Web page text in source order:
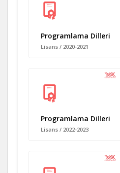
Programlama Dilleri
Lisans / 2020-2021
Programlama Dilleri
Lisans / 2022-2023